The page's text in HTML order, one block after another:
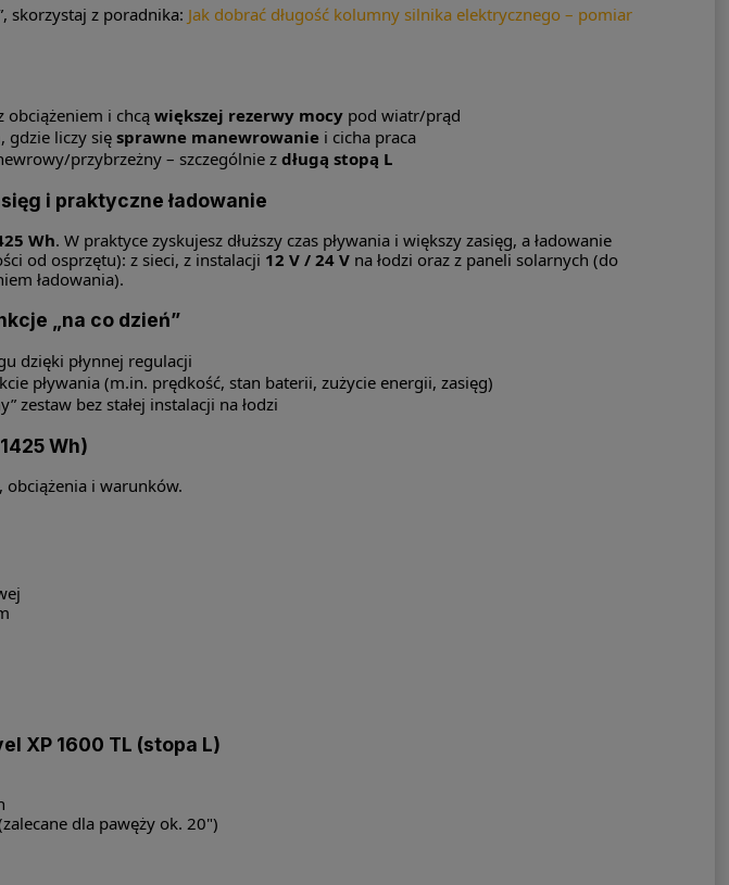
skorzystaj z poradnika: Jak dobrać długość kolumny silnika elektrycznego – pomiar
obciążeniem i chcą większej rezerwy mocypod wiatr/prąd
gdzie liczy się sprawne manewrowanie i cicha praca
przybrzeżny – szczególnie z długą stopą L
i praktyczne ładowanie
Wh. W praktyce zyskujesz dłuższy czas pływania i większy zasięg, a ładowanie
od osprzętu): z sieci, z instalacji 12 V / 24 Vna łodzi oraz z paneli solarnych (do
ładowania).
„na co dzień”
dzięki płynnej regulacji
pływania (m.in. prędkość, stan baterii, zużycie energii, zasięg)
zestaw bez stałej instalacji na łodzi
Wh)
obciążenia i warunków.
XP 1600 TL (stopa L)
dla pawęży ok. 20")